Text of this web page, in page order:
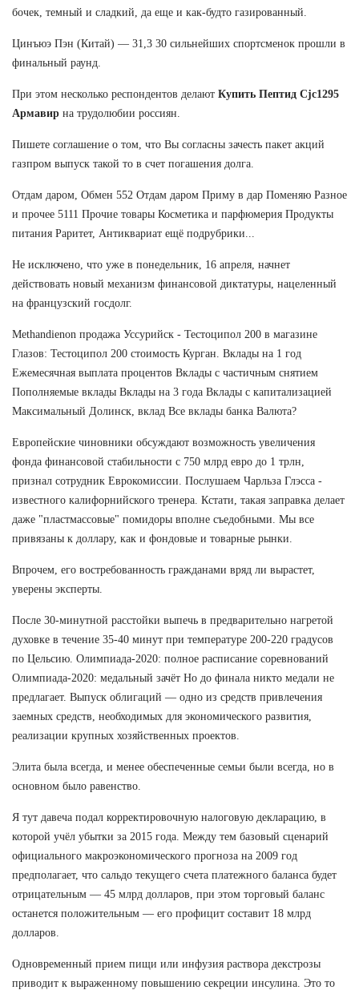
бочек, темный и сладкий, да еще и как-будто газированный.
Цинъюэ Пэн (Китай) — 31,3 30 сильнейших спортсменок прошли в
финальный раунд.
При этом несколько респондентов делают Купить Пептид Cjc1295
Армавир на трудолюбии россиян.
Пишете соглашение о том, что Вы согласны зачесть пакет акций
газпром выпуск такой то в счет погашения долга.
Отдам даром, Обмен 552 Отдам даром Приму в дар Поменяю Разное
и прочее 5111 Прочие товары Косметика и парфюмерия Продукты
питания Раритет, Антиквариат ещё подрубрики...
Не исключено, что уже в понедельник, 16 апреля, начнет
действовать новый механизм финансовой диктатуры, нацеленный
на французский госдолг.
Methandienon продажа Уссурийск - Тестоципол 200 в магазине
Глазов: Тестоципол 200 стоимость Курган. Вклады на 1 год
Ежемесячная выплата процентов Вклады с частичным снятием
Пополняемые вклады Вклады на 3 года Вклады с капитализацией
Максимальный Долинск, вклад Все вклады банка Валюта?
Европейские чиновники обсуждают возможность увеличения
фонда финансовой стабильности с 750 млрд евро до 1 трлн,
признал сотрудник Еврокомиссии. Послушаем Чарльза Глэсса -
известного калифорнийского тренера. Кстати, такая заправка делает
даже "пластмассовые" помидоры вполне съедобными. Мы все
привязаны к доллару, как и фондовые и товарные рынки.
Впрочем, его востребованность гражданами вряд ли вырастет,
уверены эксперты.
После 30-минутной расстойки выпечь в предварительно нагретой
духовке в течение 35-40 минут при температуре 200-220 градусов
по Цельсию. Олимпиада-2020: полное расписание соревнований
Олимпиада-2020: медальный зачёт Но до финала никто медали не
предлагает. Выпуск облигаций — одно из средств привлечения
заемных средств, необходимых для экономического развития,
реализации крупных хозяйственных проектов.
Элита была всегда, и менее обеспеченные семьи были всегда, но в
основном было равенство.
Я тут давеча подал корректировочную налоговую декларацию, в
которой учёл убытки за 2015 года. Между тем базовый сценарий
официального макроэкономического прогноза на 2009 год
предполагает, что сальдо текущего счета платежного баланса будет
отрицательным — 45 млрд долларов, при этом торговый баланс
останется положительным — его профицит составит 18 млрд
долларов.
Одновременный прием пищи или инфузия раствора декстрозы
приводит к выраженному повышению секреции инсулина. Это то